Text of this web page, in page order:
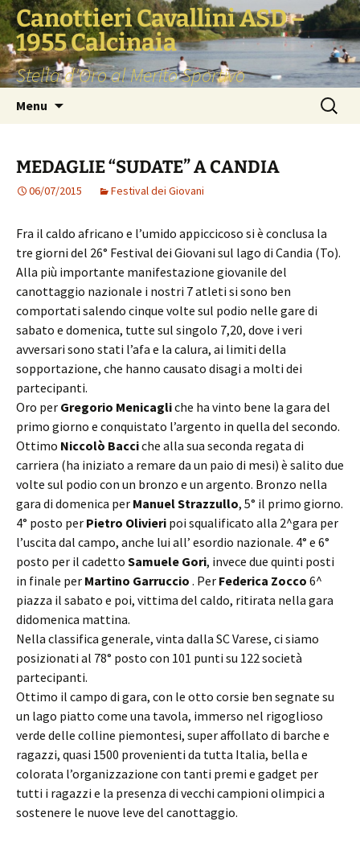
Vai
al
contenuto
Canottieri Cavallini ASD –
1955 Calcinaia
Stella d'Oro al Merito Sportivo
Menu
Ricerca
per:
MEDAGLIE “SUDATE” A CANDIA
06/07/2015 Festival dei Giovani
Fra il caldo africano e l’umido appiccicoso si è conclusa la
tre giorni del 26° Festival dei Giovani sul lago di Candia (To).
Alla più importante manifestazione giovanile del
canottaggio nazionale i nostri 7 atleti si sono ben
comportati salendo cinque volte sul podio nelle gare di
sabato e domenica, tutte sul singolo 7,20, dove i veri
avversari sono stati l’afa e la calura, ai limiti della
sopportazione, che hanno causato disagi a molti dei
partecipanti.
Oro per Gregorio Menicagliche ha vinto bene la gara del
primo giorno e conquistato l’argento in quella del secondo.
Ottimo Niccolò Bacciche alla sua seconda regata di
carriera (ha iniziato a remare da un paio di mesi) è salito due
volte sul podio con un bronzo e un argento. Bronzo nella
gara di domenica per Manuel Strazzullo, 5° il primo giorno.
4° posto per Pietro Olivieri poi squalificato alla 2^gara per
l’uscita dal campo, anche lui all’ esordio nazionale. 4° e 6°
posto per il cadetto Samuele Gori, invece due quinti posti
in finale per Martino Garruccio . Per Federica Zocco 6^
piazza il sabato e poi, vittima del caldo, ritirata nella gara
didomenica mattina.
Nella classifica generale, vinta dalla SC Varese, ci siamo
posizionati al 78° posto con 101 punti su 122 società
partecipanti.
Ottimo il campo di gara, con le otto corsie ben segnate su
un lago piatto come una tavola, immerso nel rigoglioso
verde delle colline piemontesi, super affollato di barche e
ragazzi, quasi 1500 provenienti da tutta Italia, bella e
colorata l’organizzazione con tanti premi e gadget per
tutti i ragazzi e la presenza di vecchi campioni olimpici a
sostenere le nuove leve del canottaggio.